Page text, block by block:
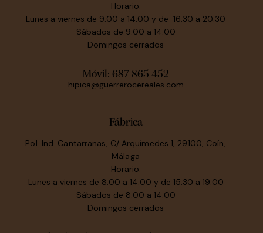
Horario:
Lunes a viernes de 9:00 a 14:00 y de 16:30 a 20:30
Sábados de 9:00 a 14:00
Domingos cerrados
Móvil: 687 865 452
hipica@guerrerocereales.com
Fábrica
Pol. Ind. Cantarranas, C/ Arquímedes 1, 29100, Coín,
Málaga
Horario:
Lunes a viernes de 8:00 a 14:00 y de 15:30 a 19:00
Sábados de 8:00 a 14:00
Domingos cerrados